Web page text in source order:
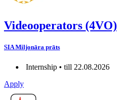
Videooperators (4VO)
SIA Miljonāra prāts
Internship • till 22.08.2026
Apply